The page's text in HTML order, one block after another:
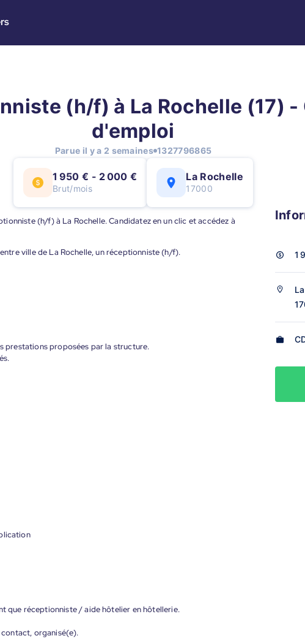
(h/f) à La Rochelle (17) -
d'emploi
Parue il y a 2 semaines 1327796865
1 950 € - 2 000 €
Brut/mois
La Rochelle
17000
(h/f) à La Rochelle. Candidatez en un clic et accédez à
ville de La Rochelle, un réceptionniste (h/f).
prestations proposées par la structure.
que réceptionniste / aide hôtelier en hôtellerie.
organisé(e).
1